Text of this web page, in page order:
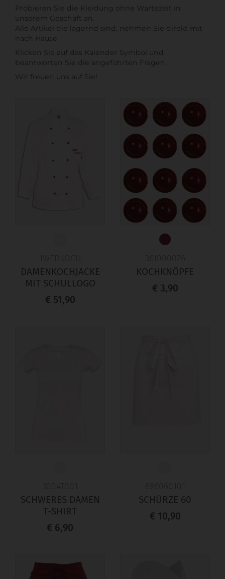
Probieren Sie die Kleidung ohne Wartezeit in
unserem Geschäft an.
Alle Artikel die lagernd sind, nehmen Sie direkt mit
nach Hause
Klicken Sie auf das Kalender Symbol und
beantworten Sie die angeführten Fragen.
Wir freuen uns auf Sie!
DAMENKOCHJACKE
MIT SCHULLOGO
€ 51,90
KOCHKNÖPFE
€ 3,90
SCHWERES DAMEN
T-SHIRT
€ 6,90
SCHÜRZE 60
€ 10,90